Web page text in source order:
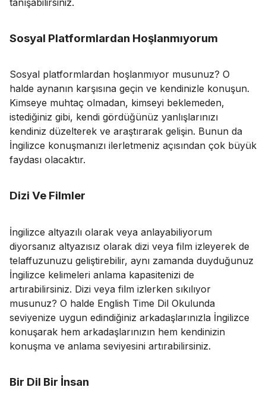
Sosyal Platformlardan Hoşlanmıyorum
Sosyal platformlardan hoşlanmıyor musunuz? O
halde aynanın karşısına geçin ve kendinizle konuşun.
Kimseye muhtaç olmadan, kimseyi beklemeden,
istediğiniz gibi, kendi gördüğünüz yanlışlarınızı
kendiniz düzelterek ve araştırarak gelişin. Bunun da
İngilizce konuşmanızı ilerletmeniz açısından çok büyük
faydası olacaktır.
Dizi Ve Filmler
İngilizce altyazılı olarak veya anlayabiliyorum
diyorsanız altyazısız olarak dizi veya film izleyerek de
telaffuzunuzu geliştirebilir, aynı zamanda duyduğunuz
İngilizce kelimeleri anlama kapasitenizi de
artırabilirsiniz. Dizi veya film izlerken sıkılıyor
musunuz? O halde English Time Dil Okulunda
seviyenize uygun edindiğiniz arkadaşlarınızla İngilizce
konuşarak hem arkadaşlarınızın hem kendinizin
konuşma ve anlama seviyesini artırabilirsiniz.
Bir Dil Bir İnsan